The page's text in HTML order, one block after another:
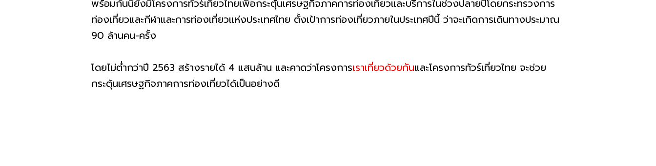
พร้อมกันนี้ยังมีโครงการทัวร์เที่ยวไทยเพื่อกระตุ้นเศรษฐกิจภาคการท่องเที่ยวและบริการในช่วงปลายปีโดยกระทรวงการ
ท่องเที่ยวและกีฬาและการท่องเที่ยวแห่งประเทศไทย ตั้งเป้าการท่องเที่ยวภายในประเทศปีนี้ ว่าจะเกิดการเดินทางประมาณ
90 ล้านคน-ครั้ง
โดยไม่ต่ำกว่าปี 2563 สร้างรายได้ 4 แสนล้าน และคาดว่าโครงการเราเที่ยวด้วยกันและโครงการทัวร์เที่ยวไทย จะช่วย
กระตุ้นเศรษฐกิจภาคการท่องเที่ยวได้เป็นอย่างดี